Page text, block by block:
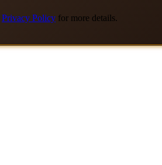
Privacy Policy for more details.